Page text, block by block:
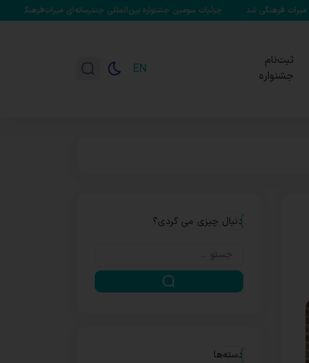
جزئیات سومین جشنواره بین‌المللی چندرسانه‌ای میراث‌فرهنگی تشریح شد/ تابش:
ثبت‌نام
جشنواره
EN
دنبال چیزی می گردی؟
دسته‌ها